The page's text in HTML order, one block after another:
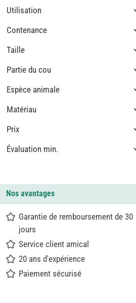
Utilisation
Contenance
Taille
Partie du cou
Espèce animale
Matériau
Prix
Évaluation min.
Nos avantages
Garantie de remboursement de 30
jours
Service client amical
20 ans d'expérience
Paiement sécurisé